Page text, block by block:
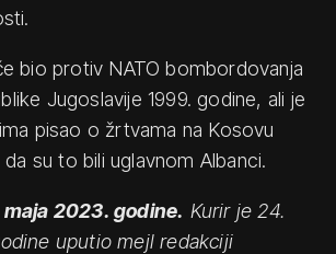
bio protiv NATO bombordovanja
Jugoslavije 1999. godine, ali je
pisao o žrtvama na Kosovu
su to bili uglavnom Albanci.
2023. godine. Kurir je 24.
uputio mejl redakciji